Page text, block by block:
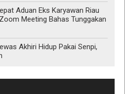
Aduan Eks Karyawan Riau
Meeting Bahas Tunggakan
Akhiri Hidup Pakai Senpi,